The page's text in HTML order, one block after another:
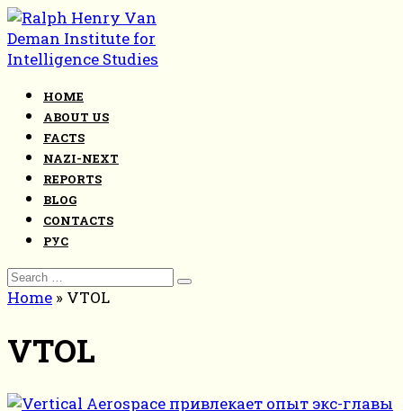
Skip
to
content
HOME
ABOUT US
FACTS
NAZI-NEXT
REPORTS
BLOG
CONTACTS
РУС
Search
for:
Home » VTOL
VTOL